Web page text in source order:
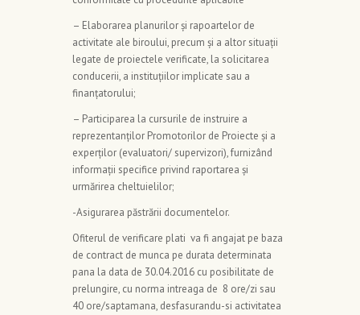
– Elaborarea planurilor şi rapoartelor de
activitate ale biroului, precum şi a altor situaţii
legate de proiectele verificate, la solicitarea
conducerii, a instituţiilor implicate sau a
finanţatorului;
– Participarea la cursurile de instruire a
reprezentanţilor Promotorilor de Proiecte şi a
experţilor (evaluatori/ supervizori), furnizând
informaţii specifice privind raportarea şi
urmărirea cheltuielilor;
-Asigurarea păstrării documentelor.
Ofiterul de verificare plati va fi angajat pe baza
de contract de munca pe durata determinata
pana la data de 30.04.2016 cu posibilitate de
prelungire, cu norma intreaga de 8 ore/zi sau
40 ore/saptamana, desfasurandu-si activitatea